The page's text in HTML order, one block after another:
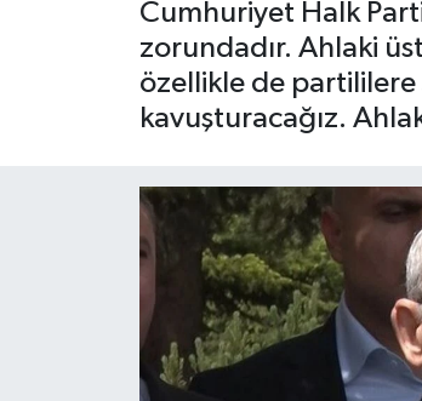
Cumhuriyet Halk
zorundadır. Ahlaki
özellikle de
kavuşturacağız.
İLÇELER
RESMİ İLANLAR
TURİZM
Son Dakika Haberleri
Haber Arşivi